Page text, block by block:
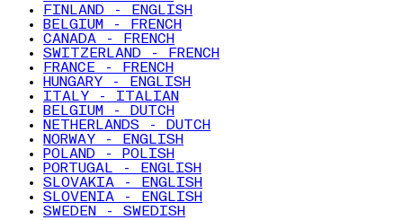
FINLAND - ENGLISH
BELGIUM - FRENCH
CANADA - FRENCH
SWITZERLAND - FRENCH
FRANCE - FRENCH
HUNGARY - ENGLISH
ITALY - ITALIAN
BELGIUM - DUTCH
NETHERLANDS - DUTCH
NORWAY - ENGLISH
POLAND - POLISH
PORTUGAL - ENGLISH
SLOVAKIA - ENGLISH
SLOVENIA - ENGLISH
SWEDEN - SWEDISH